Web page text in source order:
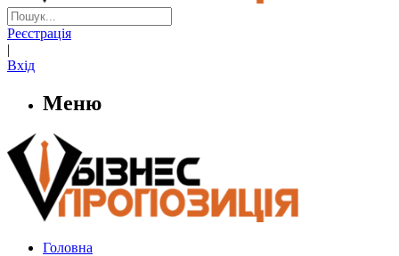
Реєстрація
|
Вхід
Меню
Головна